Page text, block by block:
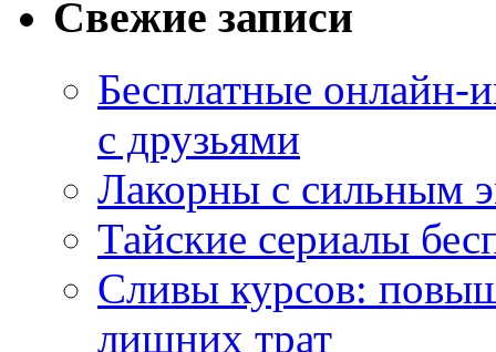
Свежие записи
Бесплатные
с друзьями
Лакорны с сильным
Тайские сериалы
Сливы курсов:
лишних трат